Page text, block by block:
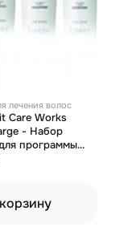
лечения волос
Care Works
- Набор
программы
4*150 мл